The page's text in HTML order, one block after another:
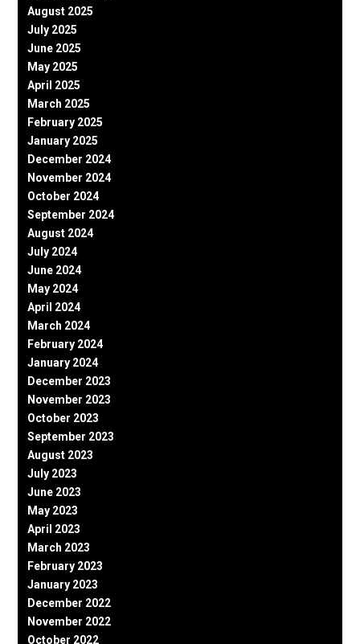
August 2025
July 2025
June 2025
May 2025
April 2025
March 2025
February 2025
January 2025
December 2024
November 2024
October 2024
September 2024
August 2024
July 2024
June 2024
May 2024
April 2024
March 2024
February 2024
January 2024
December 2023
November 2023
October 2023
September 2023
August 2023
July 2023
June 2023
May 2023
April 2023
March 2023
February 2023
January 2023
December 2022
November 2022
October 2022